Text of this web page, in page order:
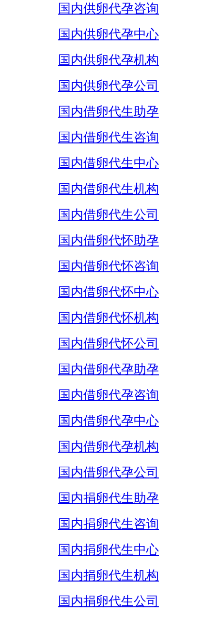
国内供卵代孕咨询
国内供卵代孕中心
国内供卵代孕机构
国内供卵代孕公司
国内借卵代生助孕
国内借卵代生咨询
国内借卵代生中心
国内借卵代生机构
国内借卵代生公司
国内借卵代怀助孕
国内借卵代怀咨询
国内借卵代怀中心
国内借卵代怀机构
国内借卵代怀公司
国内借卵代孕助孕
国内借卵代孕咨询
国内借卵代孕中心
国内借卵代孕机构
国内借卵代孕公司
国内捐卵代生助孕
国内捐卵代生咨询
国内捐卵代生中心
国内捐卵代生机构
国内捐卵代生公司